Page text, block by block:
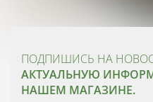
ПОДПИШИСЬ НА
АКТУАЛЬНУЮ
НАШЕМ МАГАЗИНЕ.